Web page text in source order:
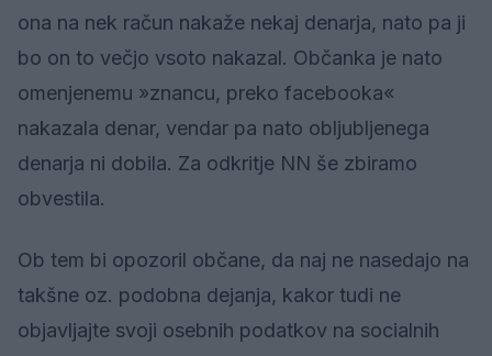
ona na nek račun nakaže nekaj denarja, nato pa ji
bo on to večjo vsoto nakazal. Občanka je nato
omenjenemu »znancu, preko facebooka«
nakazala denar, vendar pa nato obljubljenega
denarja ni dobila. Za odkritje NN še zbiramo
obvestila.
Ob tem bi opozoril občane, da naj ne nasedajo na
takšne oz. podobna dejanja, kakor tudi ne
objavljajte svoji osebnih podatkov na socialnih